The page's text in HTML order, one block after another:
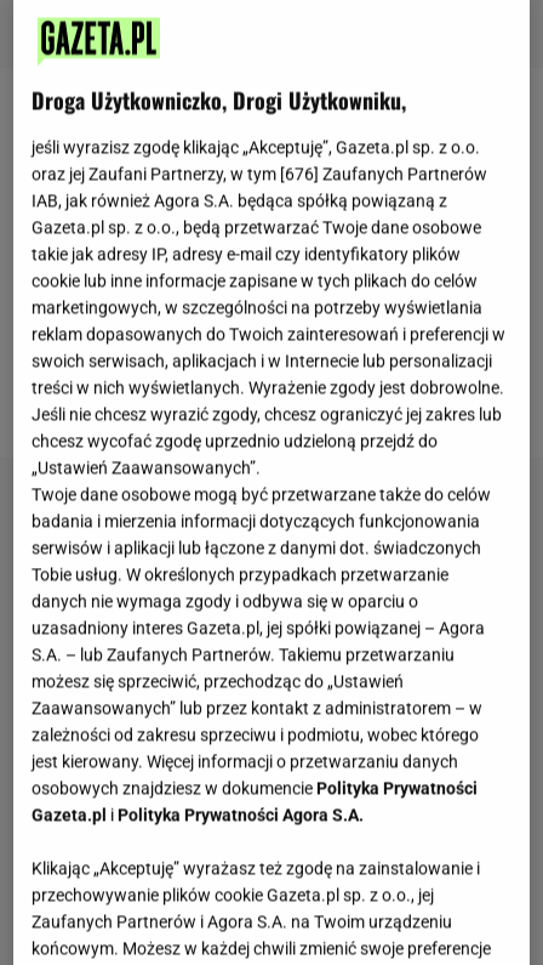
Kuchenne
mogą znacząco ułatwić życie, a przy
okazji pomóc w pogłębianiu kulinarnych
umiejętności. W końcu nawet mistrzowie w swoim
fachu stawiają na spryt i ułatwienia. Ty natomiast
staniesz się niekwestionowanym mistrzem jajek w
koszulkach z pomocą banalnego triku. Trudno
uwierzyć, że to wykwintne danie można robić tak
sprawnie.Więcej ciekawych treści znajdziesz na
stronie głównejGazeta.pl.
Droga Użytkowniczko, Drogi Użytkowniku,
jeśli wyrazisz zgodę klikając „Akceptuję”, Gazeta.pl sp. z o.o.
oraz jej Zaufani Partnerzy, w tym [676] Zaufanych Partnerów
IAB, jak również Agora S.A. będąca spółką powiązaną z
Gazeta.pl sp. z o.o., będą przetwarzać Twoje dane osobowe
takie jak adresy IP, adresy e-mail czy identyfikatory plików
cookie lub inne informacje zapisane w tych plikach do celów
marketingowych, w szczególności na potrzeby wyświetlania
reklam dopasowanych do Twoich zainteresowań i preferencji w
swoich serwisach, aplikacjach i w Internecie lub personalizacji
treści w nich wyświetlanych. Wyrażenie zgody jest dobrowolne.
Jeśli nie chcesz wyrazić zgody, chcesz ograniczyć jej zakres lub
chcesz wycofać zgodę uprzednio udzieloną przejdź do
„Ustawień Zaawansowanych”.
Twoje dane osobowe mogą być przetwarzane także do celów
badania i mierzenia informacji dotyczących funkcjonowania
serwisów i aplikacji lub łączone z danymi dot. świadczonych
Tobie usług. W określonych przypadkach przetwarzanie
danych nie wymaga zgody i odbywa się w oparciu o
uzasadniony interes Gazeta.pl, jej spółki powiązanej – Agora
S.A. – lub Zaufanych Partnerów. Takiemu przetwarzaniu
możesz się sprzeciwić, przechodząc do „Ustawień
Zaawansowanych” lub przez kontakt z administratorem – w
zależności od zakresu sprzeciwu i podmiotu, wobec którego
jest kierowany. Więcej informacji o przetwarzaniu danych
osobowych znajdziesz w dokumenciePolityka Prywatności
Gazeta.pl iPolityka Prywatności Agora S.A.
Klikając „Akceptuję” wyrażasz też zgodę na zainstalowanie i
przechowywanie plików cookie Gazeta.pl sp. z o.o., jej
Zaufanych Partnerów i Agora S.A. na Twoim urządzeniu
końcowym. Możesz w każdej chwili zmienić swoje preferencje